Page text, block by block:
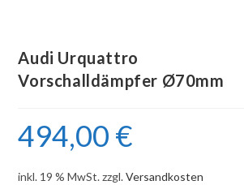
Audi Urquattro
Vorschalldämpfer Ø70mm
494,00 €
inkl. 19 % MwSt. zzgl.Versandkosten